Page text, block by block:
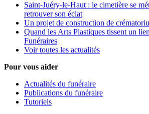
Saint-Juéry-le-Haut : le cimetière se
retrouver son éclat
Un projet de construction de
Quand les Arts Plastiques tissent un
Funéraires
Voir toutes les actualités
Pour vous aider
Actualités du funéraire
Publications du funéraire
Tutoriels